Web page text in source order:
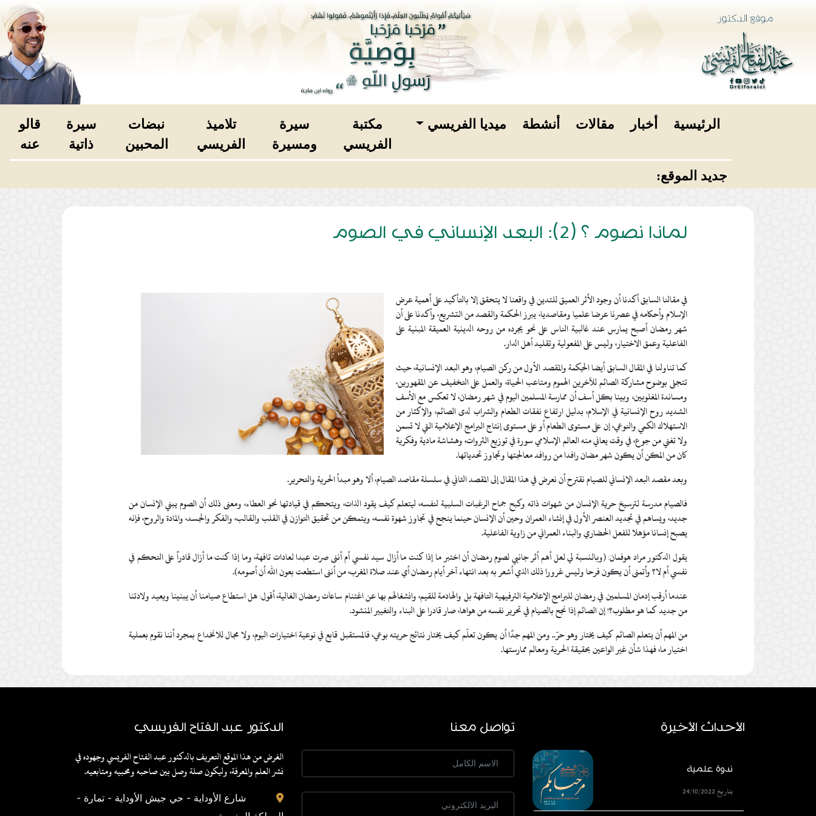
الرئيسية أخبار مقالات أنشطة ميديا الفريسي
مكتبة
الفريسي
سيرة
ومسيرة
تلاميذ
الفريسي
نبضات
المحبين
سيرة
ذاتية
قالو
عنه
جديد الموقع:
لماذا نصوم ؟ (2): البعد الإنساني في الصوم
في مقالنا السابق أكدنا أن وجود الأثر العميق للتدين في واقعنا لا يتحقق إلا بالتأكيد على أهمية عرض
الإسلام وأحكامه في عصرنا عرضا علميا ومقاصديا، يبرز الحكمة والقصد من التشريع، وأكدنا على أن
شهر رمضان أصبح يمارس عند غالبية الناس على نحو يجرده من روحه الدينية العميقة المبنية على
الفاعلية وعمق الاختيار، وليس على المفعولية وتقليد أهل الدار.
كما تناولنا في المقال السابق أيضا الحِكمة والمقصد الأول من ركن الصيام، وهو البعد الإنسانية، حيث
تتجلى بوضوح مشاركة الصائم للآخرين الهموم ومتاعب الحياة، والعمل على التخفيف عن المقهورين،
ومساندة المغلوبين، وبينا بكل أسف أن ممارسة المسلمين اليوم في شهر رمضان، لا تعكس مع الأسف
الشديد روح الإنسانية في الإسلام، بدليل ارتفاع نفقات الطعام والشراب لدى الصائم، والإكثار من
الاستهلاك الكمي والنوعي، إن على مستوى الطعام أو على مستوى إنتاج البرامج الإعلامية التي لا تسمن
ولا تغني من جوع، في وقت يعاني منه العالم الإسلامي سورة في توزيع الثروات، وهشاشة مادية وفكرية
كان من المكن أن يكون شهر مضان رافدا من روافد معالجتها وتجاوز تحدياتها.
وبعد مقصد البعد الإنساني للصيام نقترح أن نعرض في هذا المقال إلى المقصد الثاني في سلسلة مقاصد الصيام، ألا وهو مبدأ الحرية والتحرير.
فالصيام مدرسة لترسيخ حرية الإنسان من شهوات ذاته وكبح جماح الرغبات السلبية لنفسه، ليتعلم كيف يقود الذات، ويتحكم في قيادتها نحو العطاء، ومعنى ذلك أن الصوم يبني الإنسان من
جديد، ويساهم في تجديد العنصر الأول في إنشاء العمران وحين أن الإنسان حينما ينجح في تجاوز شهوة نفسه، ويتمكن من تحقيق التوازن في القلب والقالب، والفكر والجسد، والمادة والروح، فإنه
يصبح إنسانا مؤهلا للفعل الحضاري والبناء العمراني من زاوية الفاعلية.
يقول الدكتور مراد هوفمان: (وبالنسبة لي لعل أهم أثر جانبي لصوم رمضان أن اختبر ما إذا كنت ما أزال سيد نفسي أم أننى صرت عبدا لعادات تافهة، وما إذا كنت ما أزال قادراً على التحكم في
نفسي أم لا؟ وأتمنى أن يكون فرحا وليس غرورا ذلك الذي أشعر به بعد انتهاء آخر أيام رمضان أي عند صلاة المغرب، من أننى استطعت بعون الله أن أصومه).
عندما أرقب إدمان المسلمين في رمضان للبرامج الإعلامية الترفيهية التافهة بل والهادمة للقيم، وانشغالهم بها عن اغتنام ساعات رمضان الغالية، أقول: هل استطاع صيامنا أن يبنينا ويعيد ولادتنا
من جديد كما هو مطلوب؟! إن الصائم إذا نجح بالصيام في تحرير نفسه من هواها، صار قادرا على البناء والتغيير المنشود.
من المهم أن يتعلم الصائم كيف يختار وهو حرّ.. ومن المهم جدًا أن يكون تعلّم كيف يختار نتائج حريته بوعي، فالمستقبل قابع في نوعية اختيارات اليوم، ولا مجال للانخداع بمجرد أننا نقوم بعملية
اختيار ما، فهذا شأن غير الواعين بحقيقة الحرية ومعالم ممارستها.
الأحداث الأخيرة
ندوة علمية
بتاريخ 24/10/2022
تواصل معنا الدكتور عبد الفتاح الفريسي
الغرض من هذا الموقع التعريف بالدكتور عبد الفتاح الفريسي وجهوده في
نشر العلم والمعرفة، وليكون صلة وصل بين صاحبه ومحبيه ومتابعيه.
شارع الأوداية - حي جيش الأوداية - تمارة -